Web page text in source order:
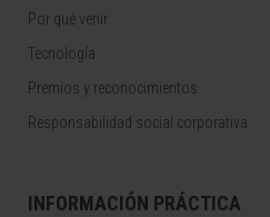
Por qué venir
Tecnología
Premios y reconocimientos
Responsabilidad social corporativa
INFORMACIÓN PRÁCTICA